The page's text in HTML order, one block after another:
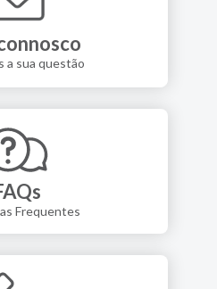
a sua questão
Frequentes